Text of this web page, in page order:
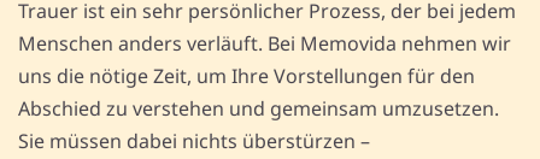
Trauer ist ein sehr persönlicher Prozess, der bei jedem
Menschen anders verläuft. Bei Memovida nehmen wir
uns die nötige Zeit, um Ihre Vorstellungen für den
Abschied zu verstehen und gemeinsam umzusetzen.
Sie müssen dabei nichts überstürzen –